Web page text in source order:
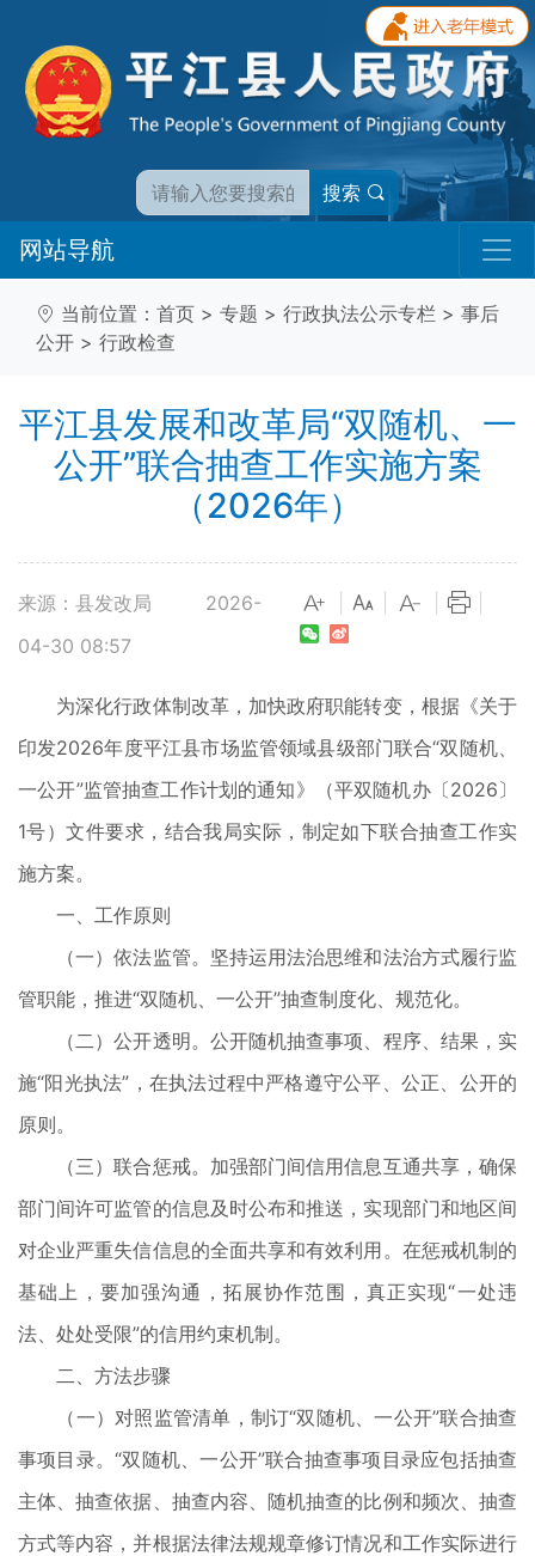
搜索
网站导航
当前位置： 首页 > 专题 > 行政执法公示专栏 > 事后
公开 > 行政检查
平江县发展和改革局“双随机、一
公开”联合抽查工作实施方案
（2026年）
来源：县发改局
2026-
04-30 08:57
为深化行政体制改革，加快政府职能转变，根据《关于
印发2026年度平江县市场监管领域县级部门联合“双随机、
一公开”监管抽查工作计划的通知》（平双随机办〔2026〕
1号）文件要求，结合我局实际，制定如下联合抽查工作实
施方案。
一、工作原则
（一）依法监管。坚持运用法治思维和法治方式履行监
管职能，推进“双随机、一公开”抽查制度化、规范化。
（二）公开透明。公开随机抽查事项、程序、结果，实
施“阳光执法”，在执法过程中严格遵守公平、公正、公开的
原则。
（三）联合惩戒。加强部门间信用信息互通共享，确保
部门间许可监管的信息及时公布和推送，实现部门和地区间
对企业严重失信信息的全面共享和有效利用。在惩戒机制的
基础上，要加强沟通，拓展协作范围，真正实现“一处违
法、处处受限”的信用约束机制。
二、方法步骤
（一）对照监管清单，制订“双随机、一公开”联合抽查
事项目录。“双随机、一公开”联合抽查事项目录应包括抽查
主体、抽查依据、抽查内容、随机抽查的比例和频次、抽查
方式等内容，并根据法律法规规章修订情况和工作实际进行